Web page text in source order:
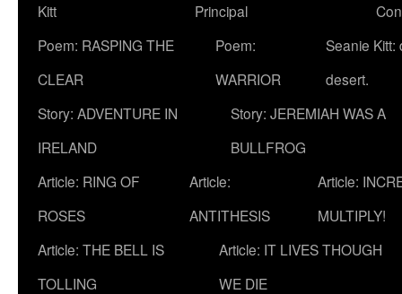
Kitt
Principal
Poem: RASPING THE
CLEAR
Poem:
WARRIOR
Seanie Kitt:
desert.
Story: ADVENTURE IN
IRELAND
Story: JEREMIAH WAS A
BULLFROG
Article: RING OF
ROSES
Article:
ANTITHESIS
Article:
MULTIPLY!
Article: THE BELL IS
TOLLING
Article: IT LIVES THOUGH
WE DIE